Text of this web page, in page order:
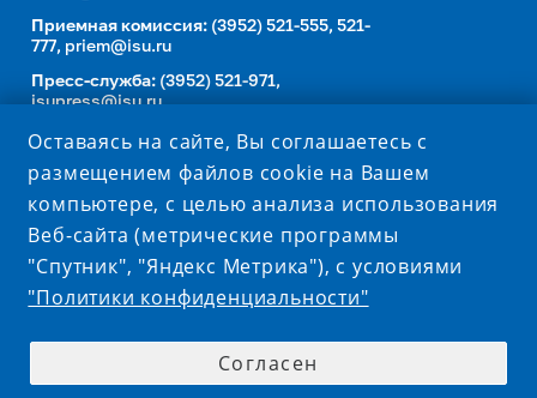
Приемная комиссия: (3952) 521-555, 521-
777, priem@isu.ru
Пресс-служба: (3952) 521-971,
isupress@isu.ru
Телефонный справочник
© 1999-2026 ISU.RU – ОФИЦИАЛЬНЫЙ САЙТ ФГБОУ ВО
«ИРКУТСКИЙ ГОСУДАРСТВЕННЫЙ УНИВЕРСИТЕТ»
Оставаясь на сайте, Вы соглашаетесь с
размещением файлов cookie на Вашем
компьютере, с целью анализа использования
Веб-сайта (метрические программы
"Спутник", "Яндекс Метрика"), с условиями
"Политики конфиденциальности"
Согласен